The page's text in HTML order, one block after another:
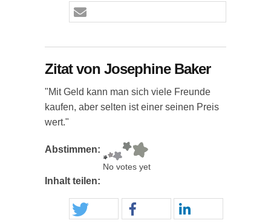
Zitat von Josephine Baker
"Mit Geld kann man sich viele Freunde
kaufen, aber selten ist einer seinen Preis
wert."
Abstimmen:
No votes yet
Inhalt teilen: